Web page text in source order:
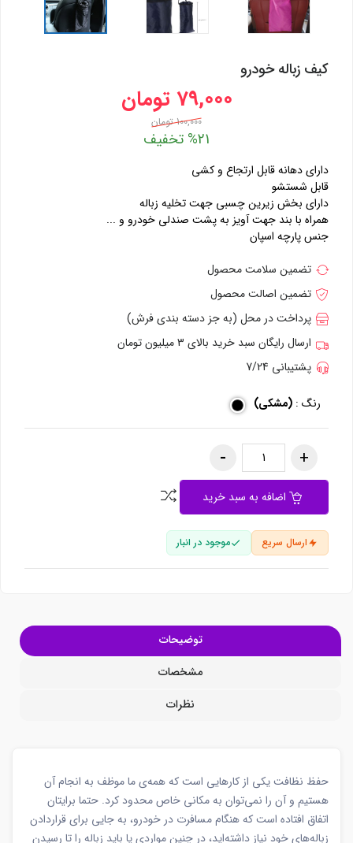
کیف زباله خودرو
79,000 تومان
100,000 تومان
%21 تخفیف
دارای دهانه قابل ارتجاع و کشی
قابل شستشو
دارای بخش زیرین چسبی جهت تخلیه زباله
همراه با بند جهت آویز به پشت صندلی خودرو و ...
جنس پارچه اسپان
تضمین سلامت محصول
تضمین اصالت محصول
پرداخت در محل (به جز دسته بندی فرش)
ارسال رایگان سبد خرید بالای 3 میلیون تومان
پشتیبانی 7/24
رنگ : (مشکی)
اضافه به سبد خرید
ارسال سریع موجود در انبار
توضیحات
مشخصات
نظرات
حفظ نظافت یکی از کارهایی است که همه‌ی ما موظف به انجام آن
هستیم و آن را نمی‌توان به مکانی خاص محدود کرد. حتما برایتان
اتفاق افتاده است که هنگام مسافرت در خودرو، به جایی برای قراردادن
زباله‌های خود نیاز داشته‌اید، در چنین مواردی یا باید زباله را تا رسیدن